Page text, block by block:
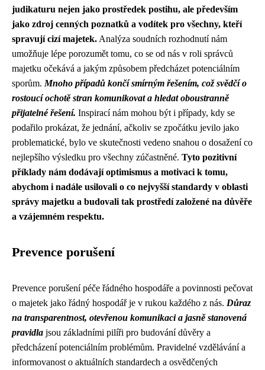
judikaturu nejen jako prostředek postihu, ale především
jako zdroj cenných poznatků a vodítek pro všechny, kteří
spravují cizí majetek. Analýza soudních rozhodnutí nám
umožňuje lépe porozumět tomu, co se od nás v roli správců
majetku očekává a jakým způsobem předcházet potenciálním
sporům. Mnoho případů končí smírným řešením, což svědčí o
rostoucí ochotě stran komunikovat a hledat oboustranně
přijatelné řešení. Inspirací nám mohou být i případy, kdy se
podařilo prokázat, že jednání, ačkoliv se zpočátku jevilo jako
problematické, bylo ve skutečnosti vedeno snahou o dosažení co
nejlepšího výsledku pro všechny zúčastněné. Tyto pozitivní
příklady nám dodávají optimismus a motivaci k tomu,
abychom i nadále usilovali o co nejvyšší standardy v oblasti
správy majetku a budovali tak prostředí založené na důvěře
a vzájemném respektu.
Prevence porušení
Prevence porušení péče řádného hospodáře a povinnosti pečovat
o majetek jako řádný hospodář je v rukou každého z nás. Důraz
na transparentnost, otevřenou komunikaci a jasně stanovená
pravidla jsou základními pilíři pro budování důvěry a
předcházení potenciálním problémům. Pravidelné vzdělávání a
informovanost o aktuálních standardech a osvědčených